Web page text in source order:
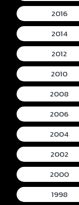
2016
2014
2012
2010
2008
2006
2004
2002
2000
1998